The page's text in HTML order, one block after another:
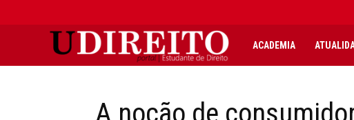
UDIREITO
ACADEMIA
A noção de